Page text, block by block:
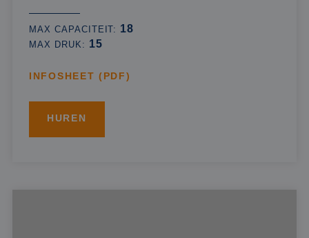
MAX CAPACITEIT: 18
MAX DRUK: 15
INFOSHEET (PDF)
HUREN